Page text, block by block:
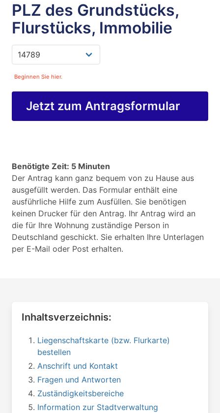
PLZ des Grundstücks,
Flurstücks, Immobilie
Beginnen Sie hier.
Jetzt zum Antragsformular
Benötigte Zeit: 5 Minuten
Der Antrag kann ganz bequem von zu Hause aus
ausgefüllt werden. Das Formular enthält eine
ausführliche Hilfe zum Ausfüllen. Sie benötigen
keinen Drucker für den Antrag. Ihr Antrag wird an
die für Ihre Wohnung zuständige Person in
Deutschland geschickt. Sie erhalten Ihre Unterlagen
per E-Mail oder Post erhalten.
Inhaltsverzeichnis:
Liegenschaftskarte (bzw. Flurkarte)
bestellen
Anschrift und Kontakt
Fragen und Antworten
Zuständigkeitsbereiche
Information zur Stadtverwaltung